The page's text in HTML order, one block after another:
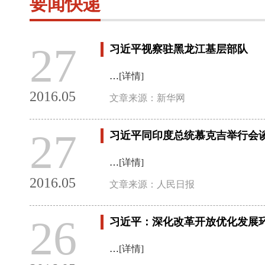
27
2016.05
习近平视察驻黑龙江基层部队
…[详情]
文章来源：新华网
27
2016.05
习近平同印度总统慕克吉举行会
…[详情]
文章来源：人民日报
26 习近平：深化改革开放优化发展
…[详情]